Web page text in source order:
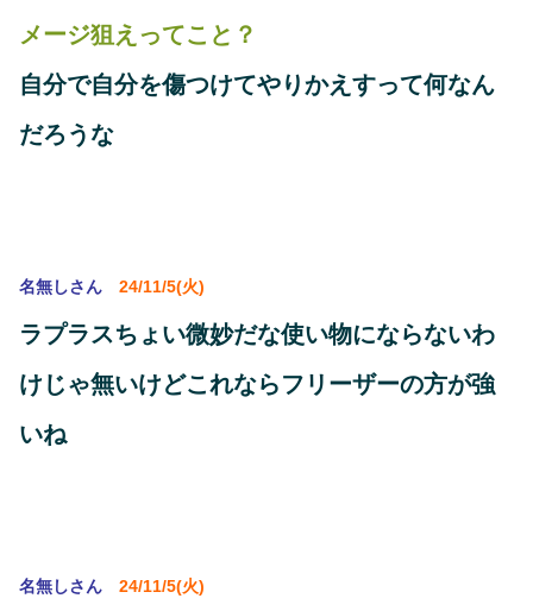
メージ狙えってこと？
自分で自分を傷つけてやりかえすって何なん
だろうな
名無しさん 24/11/5(火)
ラプラスちょい微妙だな使い物にならないわ
けじゃ無いけどこれならフリーザーの方が強
いね
名無しさん 24/11/5(火)